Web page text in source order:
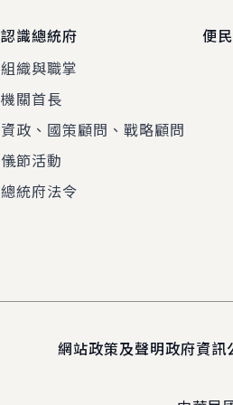
認識總統府
組織與職掌
機關首長
資政、國策顧問、戰略顧問
儀節活動
總統府法令
便
網站政策及聲明政府資訊